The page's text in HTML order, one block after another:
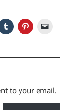
to your email.